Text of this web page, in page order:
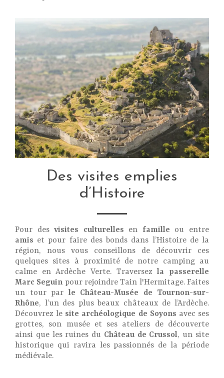
Des visites emplies
d’Histoire
Pour desvisites culturelles en famille ou entre
amis et pour faire des bonds dans l’Histoire de la
région, nous vous conseillons de découvrir ces
quelques sites à proximité de notre camping au
calme en Ardèche Verte. Traversezla passerelle
Marc Seguin pour rejoindre Tain l'Hermitage. Faites
un
tour par le Château-Musée de Tournon-sur-
Rhône, l’un des plus beaux châteaux de l’Ardèche.
Découvrez le site archéologique de Soyons avec ses
grottes, son musée et ses ateliers de découverte
ainsi que les ruines du Château de Crussol, un site
historique qui ravira les passionnés de la période
médiévale.